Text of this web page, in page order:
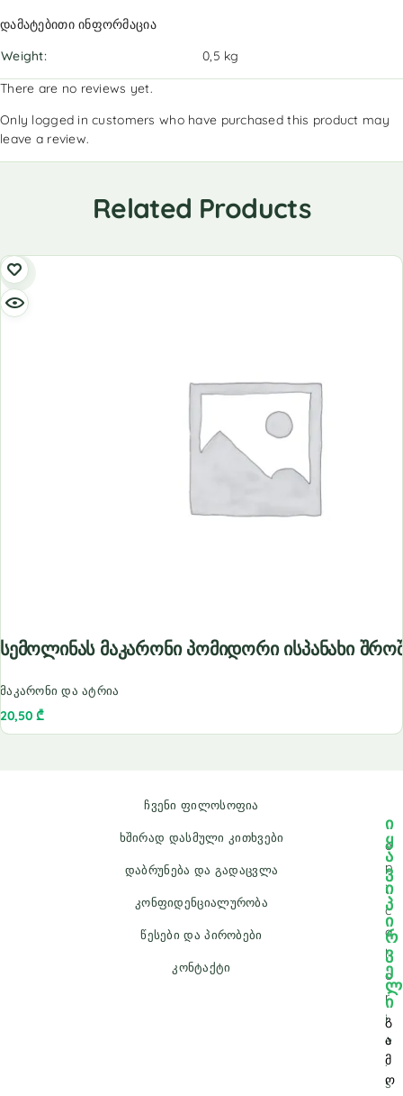
დამატებითი ინფორმაცია
Weight
0,5 kg
There are no reviews yet.
Only logged in customers who have purchased this product may
leave a review.
Related Products
Სემოლინას Მაკარონი Პომიდორი Ისპანახი
მაკარონი და ატრია
20,50₾
ჩვენი ფილოსოფია
ხშირად დასმული კითხვები
დაბრუნება და გადაცვლა
კონფიდენციალურობა
წესები და პირობები
კონტაქტი
e
p
i
c
a
l
o
r
i
e
.
s
ი
ყ
ა
ვ
ი
პ
ი
რ
ვ
ე
ლ
ი
გ
ა
მ
ო